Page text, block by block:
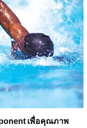
เพื่อคุณภาพ